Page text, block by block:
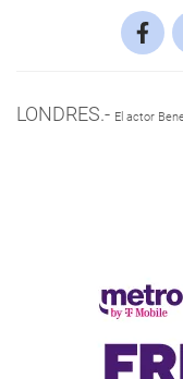
LONDRES.- El actor